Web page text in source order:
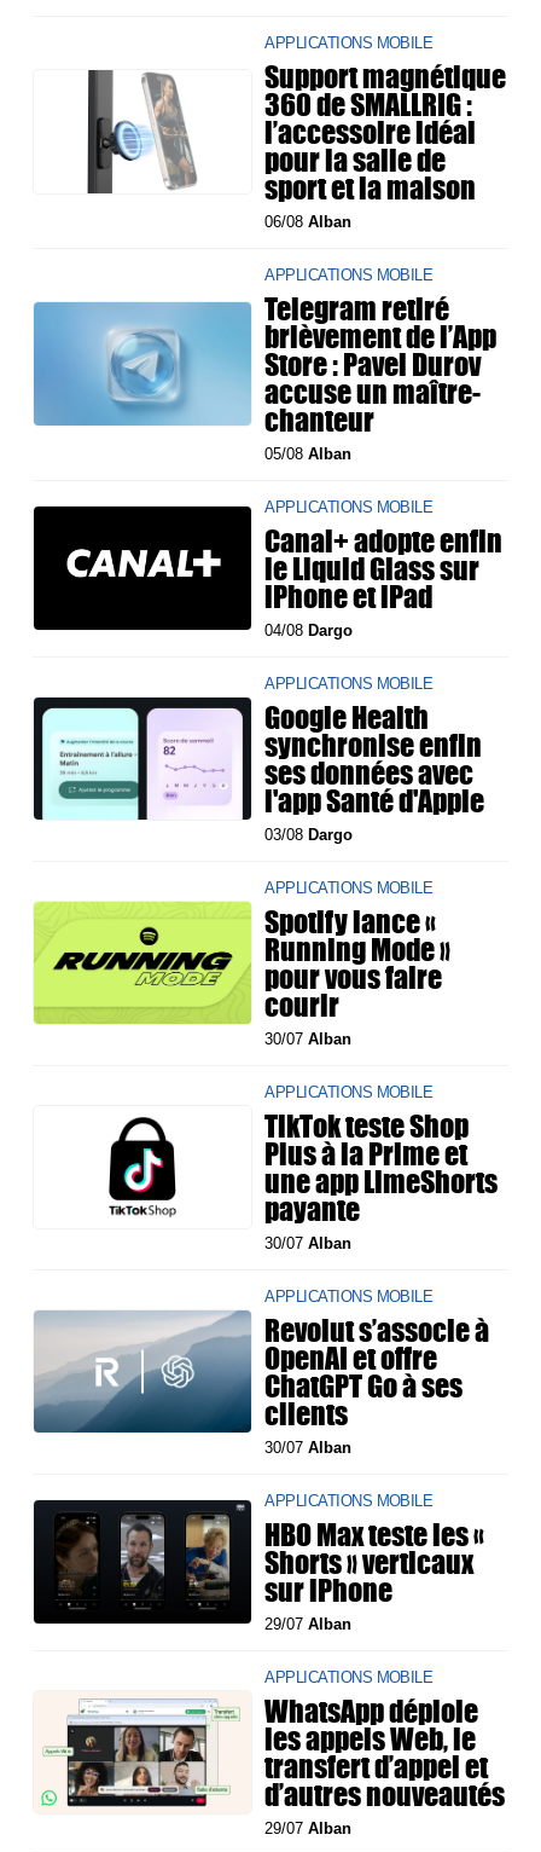
APPLICATIONS MOBILE
Support magnétique
360 de SMALLRIG :
l’accessoire idéal
pour la salle de
sport et la maison
06/08Alban
APPLICATIONS MOBILE
Telegram retiré
brièvement de l’App
Store : Pavel Durov
accuse un maître-
chanteur
05/08Alban
APPLICATIONS MOBILE
Canal+ adopte enfin
le Liquid Glass sur
iPhone et iPad
04/08Dargo
APPLICATIONS MOBILE
Google Health
synchronise enfin
ses données avec
l'app Santé d'Apple
03/08Dargo
APPLICATIONS MOBILE
Spotify lance «
Running Mode »
pour vous faire
courir
30/07Alban
APPLICATIONS MOBILE
TikTok teste Shop
Plus à la Prime et
une app LimeShorts
payante
30/07Alban
APPLICATIONS MOBILE
Revolut s’associe à
OpenAI et offre
ChatGPT Go à ses
clients
30/07Alban
APPLICATIONS MOBILE
HBO Max teste les «
Shorts » verticaux
sur iPhone
29/07Alban
APPLICATIONS MOBILE
WhatsApp déploie
les appels Web, le
transfert d’appel et
d’autres nouveautés
29/07Alban